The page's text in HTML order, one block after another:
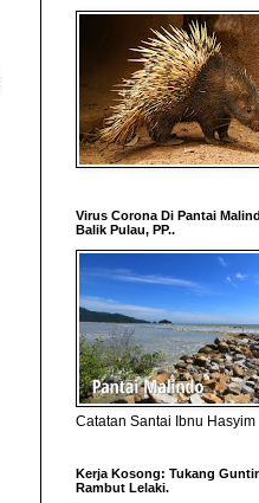
Virus Corona Di Pantai
Balik Pulau, PP..
Catatan Santai Ibnu Hasyim
Kerja Kosong: Tukang
Rambut Lelaki.